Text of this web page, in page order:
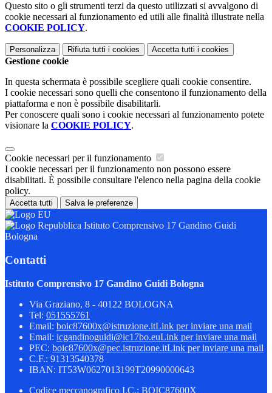
Questo sito o gli strumenti terzi da questo utilizzati si avvalgono di
cookie necessari al funzionamento ed utili alle finalità illustrate nella
COOKIE POLICY.
Personalizza Rifiuta tutti i cookies Accetta tutti i cookies
Gestione cookie
In questa schermata è possibile scegliere quali cookie consentire.
I cookie necessari sono quelli che consentono il funzionamento della
piattaforma e non è possibile disabilitarli.
Per conoscere quali sono i cookie necessari al funzionamento potete
visionare la COOKIE POLICY.
Cookie necessari per il funzionamento
I cookie necessari per il funzionamento non possono essere
disabilitati. È possibile consultare l'elenco nella pagina della cookie
policy.
Accetta tutti Salva le preferenze
Istituto Comprensivo 17 Gandino Guidi
Bologna
Contatti
Istituto Comprensivo 17 Gandino Guidi Bologna
Via Graziano, 8 - 40122 BOLOGNA
Tel: 051555761
Email: boic87600x@istruzione.itLink per inviare una mail
Email: icgandinoguidi@ic17bo.euLink per inviare una mail
PEC: boic87600x@pec.istruzione.itLink per inviare una mail
C.F.: 91313540378
IBAN: IT53W0627013199T20990000643
Codice meccanografico I.C.: BOIC87600X